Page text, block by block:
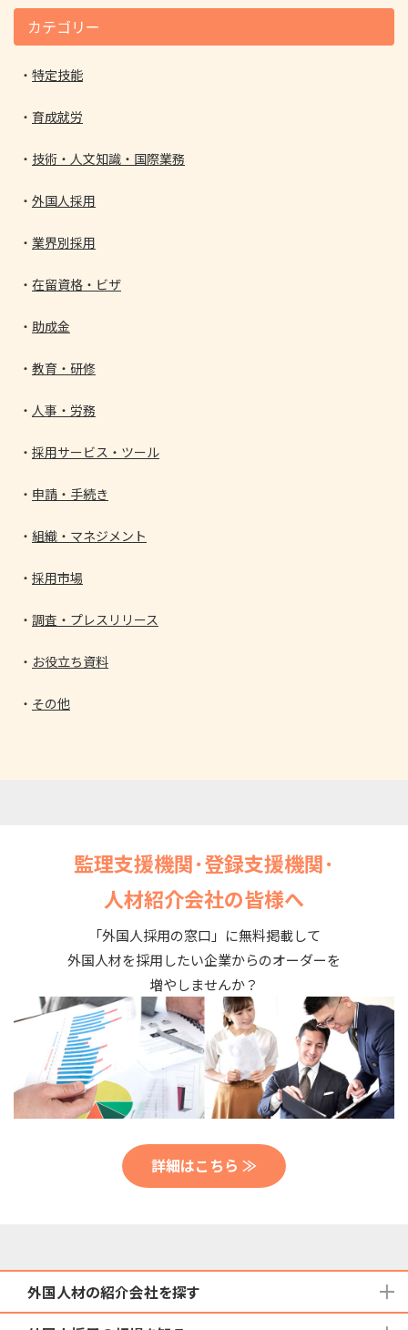
カテゴリー
特定技能
育成就労
技術・人文知識・国際業務
外国人採用
業界別採用
在留資格・ビザ
助成金
教育・研修
人事・労務
採用サービス・ツール
申請・手続き
組織・マネジメント
採用市場
調査・プレスリリース
お役立ち資料
その他
監理支援機関･登録支援機関･
人材紹介会社の皆様へ
「外国人採用の窓口」に無料掲載して
外国人材を採用したい企業からのオーダーを
増やしませんか？
詳細はこちら ≫
外国人材の紹介会社を探す